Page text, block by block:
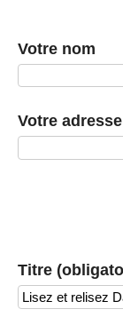
Votre nom
Votre
Titre